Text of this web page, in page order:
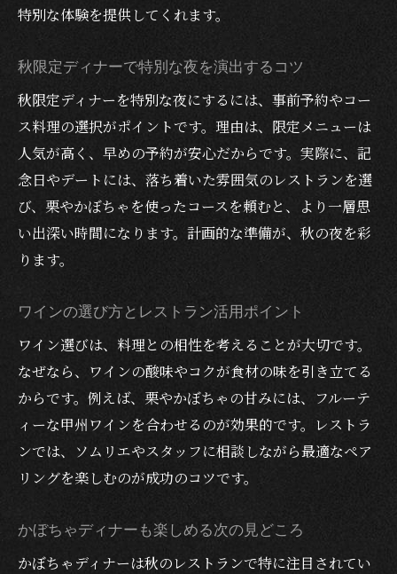
特別な体験を提供してくれます。
秋限定ディナーで特別な夜を演出するコツ
秋限定ディナーを特別な夜にするには、事前予約やコー
ス料理の選択がポイントです。理由は、限定メニューは
人気が高く、早めの予約が安心だからです。実際に、記
念日やデートには、落ち着いた雰囲気のレストランを選
び、栗やかぼちゃを使ったコースを頼むと、より一層思
い出深い時間になります。計画的な準備が、秋の夜を彩
ります。
ワインの選び方とレストラン活用ポイント
ワイン選びは、料理との相性を考えることが大切です。
なぜなら、ワインの酸味やコクが食材の味を引き立てる
からです。例えば、栗やかぼちゃの甘みには、フルーテ
ィーな甲州ワインを合わせるのが効果的です。レストラ
ンでは、ソムリエやスタッフに相談しながら最適なペア
リングを楽しむのが成功のコツです。
かぼちゃディナーも楽しめる次の見どころ
かぼちゃディナーは秋のレストランで特に注目されてい